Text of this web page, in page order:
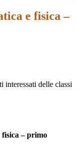
e fisica –
interessati delle classi
fisica – primo